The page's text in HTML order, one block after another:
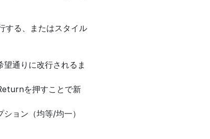
する、またはスタイル
通りに改行されるま
を押すことで新
ョン（均等/均一）